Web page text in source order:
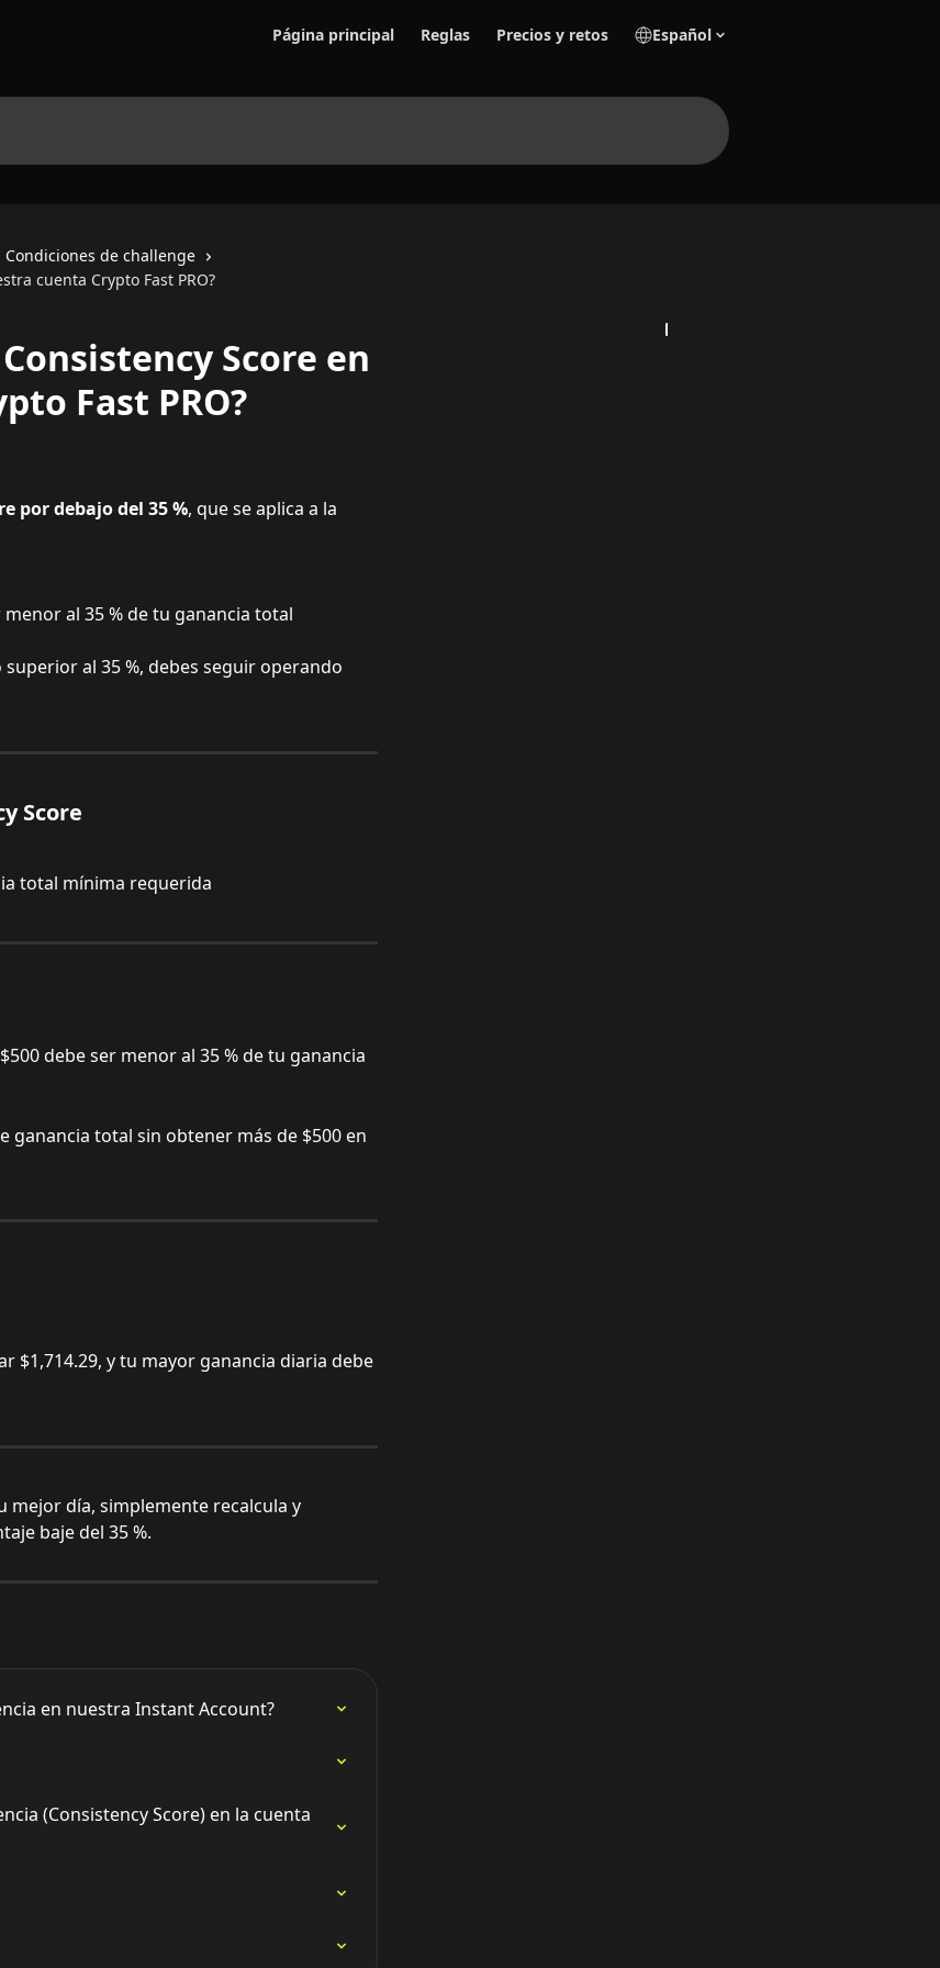
Página principal Reglas Precios y retos Español
Condiciones de challenge
cuenta Crypto Fast PRO?
Score en
Fast PRO?
por debajo del 35 %, que se aplica a la
al 35 % de tu ganancia total
al 35 %, debes seguir operando
Score
total mínima requerida
debe ser menor al 35 % de tu ganancia
ganancia total sin obtener más de $500 en
$1,714.29, y tu mayor ganancia diaria debe
mejor día, simplemente recalcula y
baje del 35 %.
en nuestra Instant Account?
(Consistency Score) en la cuenta